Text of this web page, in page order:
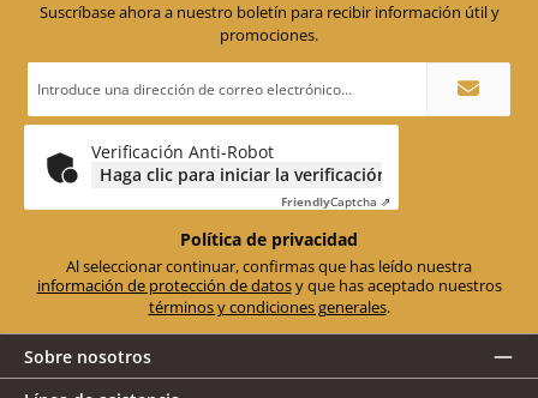
Suscríbase ahora a nuestro boletín para recibir información útil y
promociones.
de
correo
electrónico
Verificación Anti-Robot
Haga clic para iniciar la verificación
FriendlyCaptcha ⇗
Política de privacidad
información de protección de datos
y que has aceptado nuestros
términos y condiciones generales.
Sobre nosotros